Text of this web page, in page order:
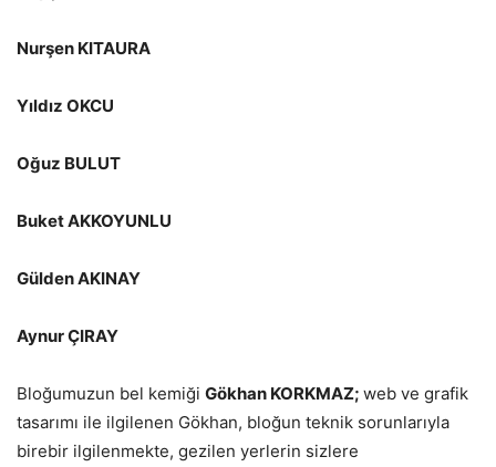
Nurşen KITAURA
Yıldız OKCU
Oğuz BULUT
Buket AKKOYUNLU
Gülden AKINAY
Aynur ÇIRAY
Bloğumuzun bel kemiği Gökhan KORKMAZ; web ve grafik
tasarımı ile ilgilenen Gökhan, bloğun teknik sorunlarıyla
birebir ilgilenmekte, gezilen yerlerin sizlere